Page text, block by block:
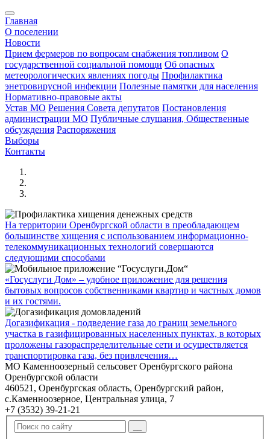
Главная
О поселении
Новости
Прием фермеров по вопросам снабжения топливом О
государственной социальной помощи Об опасных
метеорологических явлениях погоды Профилактика
энетровирусной инфекции Полезные памятки для населения
Нормативно-правовые акты
Устав МО Решения Совета депутатов Постановления
администрации МО Публичные слушания, Общественные
обсуждения Распоряжения
Выборы
Контакты
На территории Оренбургской области в преобладающем
большинстве хищения с использованием информационно-
телекоммуникационных технологий совершаются
следующими способами
«Госуслуги Дом» – удобное приложение для решения
бытовых вопросов собственниками квартир и частных домов
и их гостями.
Догазификация - подведение газа до границ земельного
участка в газифицированных населенных пунктах, в которых
проложены газораспределительные сети и осуществляется
транспортировка газа, без привлечения…
МО Каменноозерный сельсовет Оренбургского района
Оренбургской области
460521, Оренбургская область, Оренбургский район,
с.Каменноозерное, Центральная улица, 7
+7 (3532) 39-21-21